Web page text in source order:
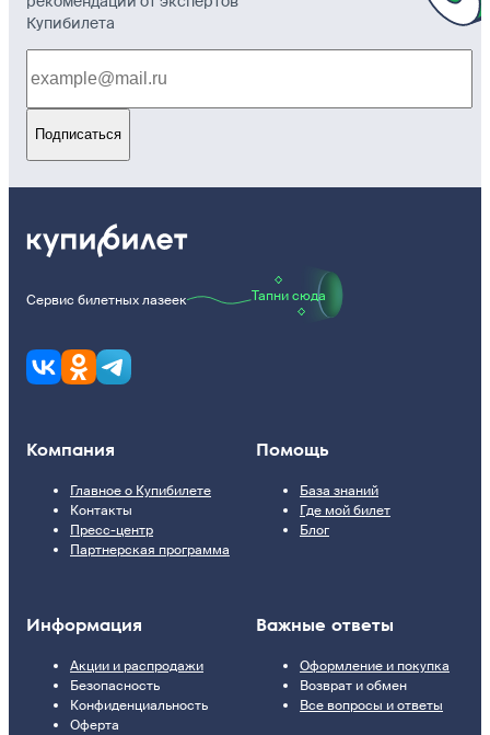
Купибилета
Подписаться
Сервис билетных лазеек Тапни сюда
Компания
Главное о Купибилете
Контакты
Пресс-центр
Партнерская программа
Помощь
База знаний
Где мой билет
Блог
Информация
Акции и распродажи
Безопасность
Конфиденциальность
Оферта
Важные ответы
Оформление и покупка
Возврат и обмен
Все вопросы и ответы